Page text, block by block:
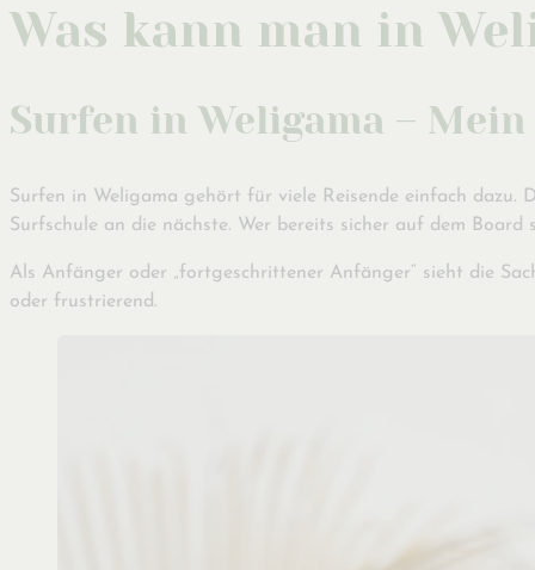
Was kann man in
Surfen in Weligama –
Surfen in Weligama gehört für viele Reisende einfach
Surfschule an die nächste. Wer bereits sicher auf dem
Als Anfänger oder „fortgeschrittener Anfänger“ sieht die
oder frustrierend.